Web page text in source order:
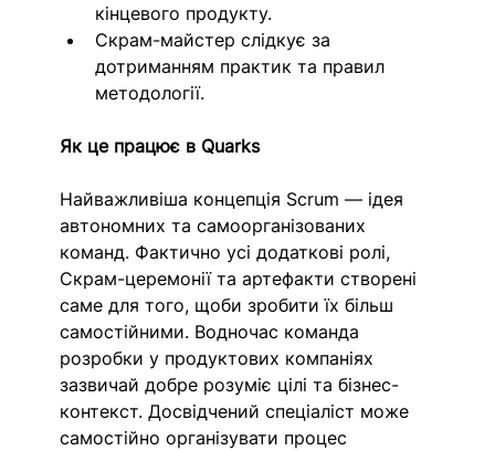
кінцевого продукту.
Скрам-майстер слідкує за
дотриманням практик та правил
методології.
Як це працює в Quarks
Найважливіша концепція Scrum — ідея
автономних та самоорганізованих
команд. Фактично усі додаткові ролі,
Скрам-церемонії та артефакти створені
саме для того, щоби зробити їх більш
самостійними. Водночас команда
розробки у продуктових компаніях
зазвичай добре розуміє цілі та бізнес-
контекст. Досвідчений спеціаліст може
самостійно організувати процес